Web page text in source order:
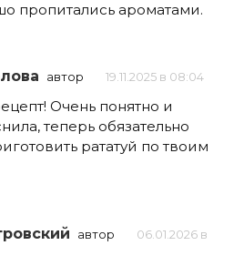
пропитались ароматами.
автор 19.11.2025 в 08:04
Очень понятно и
теперь обязательно
рататуй по твоим
автор
06.01.2026 в